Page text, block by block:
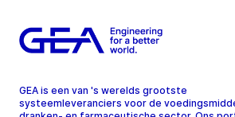
GEA is een van 's werelds grootste
systeemleveranciers voor de